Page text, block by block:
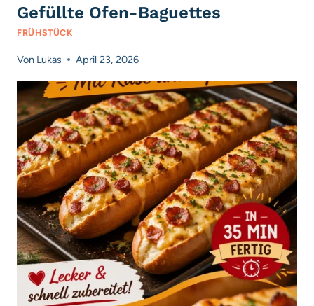
Gefüllte Ofen-Baguettes
FRÜHSTÜCK
Von Lukas April 23, 2026